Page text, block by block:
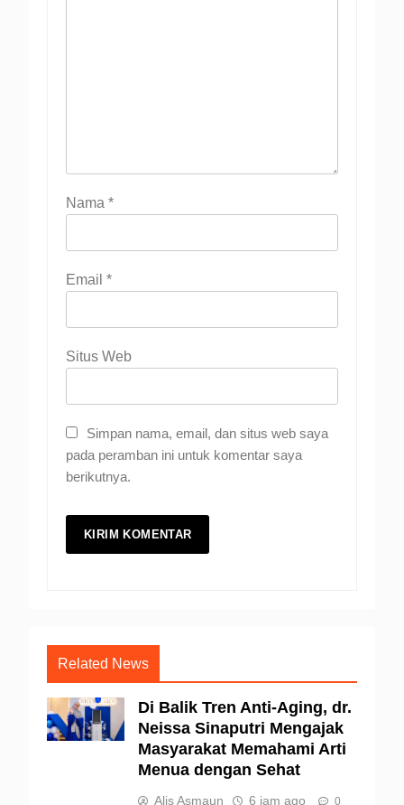
Nama *
Email *
Situs Web
Simpan nama, email, dan situs web saya
pada peramban ini untuk komentar saya
berikutnya.
Related News
Di Balik Tren Anti-Aging, dr.
Neissa Sinaputri Mengajak
Masyarakat Memahami Arti
Menua dengan Sehat
Alis Asmaun 6 jam ago 0